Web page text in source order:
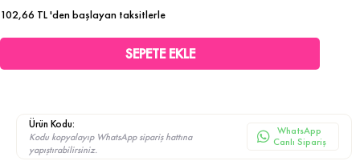
102,66 TL'den başlayan taksitlerle
Ürün Kodu:
Kodu kopyalayıp WhatsApp sipariş hattına
yapıştırabilirsiniz.
WhatsApp
Canlı Sipariş